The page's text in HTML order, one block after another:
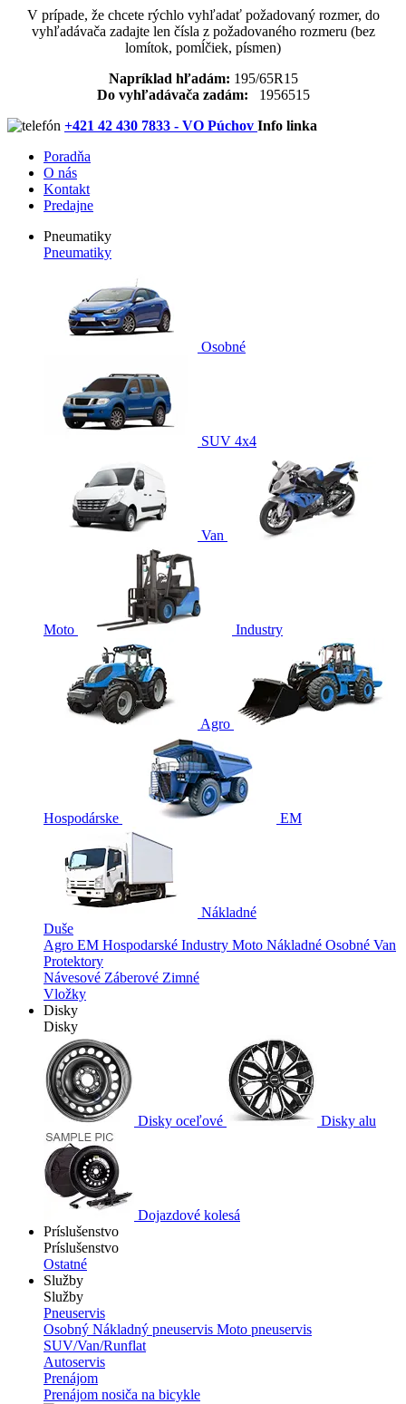
V prípade, že chcete rýchlo vyhľadať požadovaný rozmer, do
vyhľadávača zadajte len čísla z požadovaného rozmeru (bez
lomítok, pomĺčiek, písmen)
Napríklad hľadám: 195/65R15
Do vyhľadávača zadám: 1956515
+421 42 430 7833 - VO Púchov Info linka
Poradňa
O nás
Kontakt
Predajne
Pneumatiky
Pneumatiky
Osobné
SUV 4x4
Van
Moto Industry
Agro
Hospodárske EM
Nákladné
Duše
Agro EM Hospodarské Industry Moto Nákladné Osobné Van
Protektory
Návesové Záberové Zimné
Vložky
Disky
Disky
Disky oceľové Disky alu
Dojazdové kolesá
Príslušenstvo
Príslušenstvo
Ostatné
Služby
Služby
Pneuservis
Osobný Nákladný pneuservis Moto pneuservis
SUV/Van/Runflat
Autoservis
Prenájom
Prenájom nosiča na bicykle